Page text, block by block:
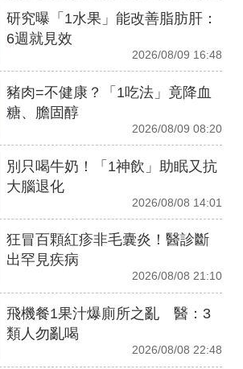
研究曝「1水果」能改善脂肪肝：
6週就見效
2026/08/09 16:48
豬肉=不健康？「1吃法」竟降血
糖、膽固醇
2026/08/09 08:20
別只喝牛奶！「1神飲」助眠又抗
大腦退化
2026/08/08 14:01
狂冒百顆紅疹非毛囊炎！醫診斷
出罕見疾病
2026/08/08 21:10
飛機餐1果汁爆廁所之亂 醫：3
類人勿亂喝
2026/08/08 22:48